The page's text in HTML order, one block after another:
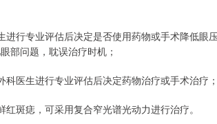
进行专业评估后决定是否使用药物或手术降低眼
部问题，耽误治疗时机；
医生进行专业评估后决定药物治疗或手术治疗；
斑痣，可采用复合窄光谱光动力进行治疗。